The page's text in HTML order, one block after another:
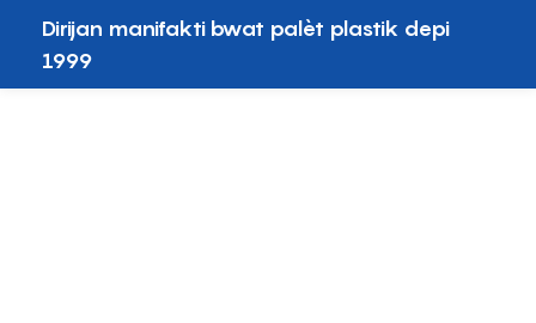
Dirijan manifakti bwat palèt plastik depi
1999